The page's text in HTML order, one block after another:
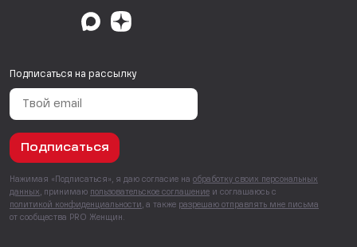
Подписаться на рассылку
Подписаться
Нажимая «Подписаться», я даю согласие на обработку своих персональных
данных , принимаю пользовательское соглашение и соглашаюсь с
политикой конфиденциальности , а также разрешаю отправлять мне письма
от сообщества PRO Женщин.